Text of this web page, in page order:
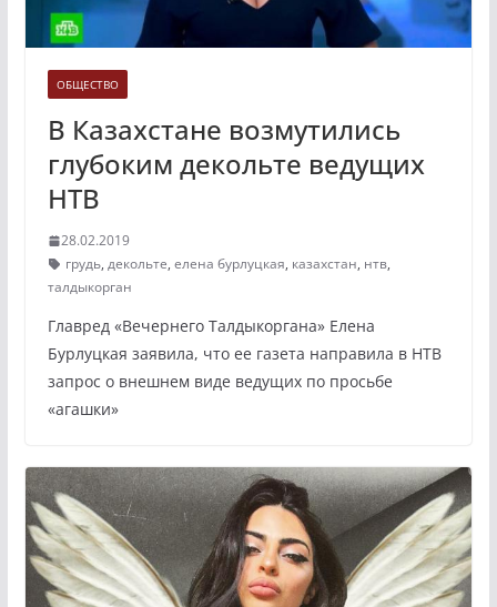
ОБЩЕСТВО
В Казахстане возмутились
глубоким декольте ведущих
НТВ
28.02.2019
грудь, декольте, елена бурлуцкая, казахстан, нтв,
талдыкорган
Главред «Вечернего Талдыкоргана» Елена
Бурлуцкая заявила, что ее газета направила в НТВ
запрос о внешнем виде ведущих по просьбе
«агашки»